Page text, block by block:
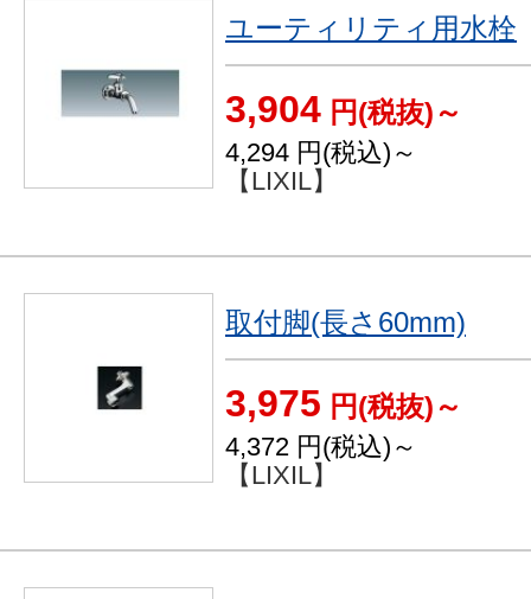
ユーティリティ用水栓
3,904 円(税抜)～
4,294 円(税込)～
【LIXIL】
取付脚(長さ60mm)
3,975 円(税抜)～
4,372 円(税込)～
【LIXIL】